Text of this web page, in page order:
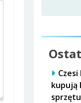
kupują
sprzętu